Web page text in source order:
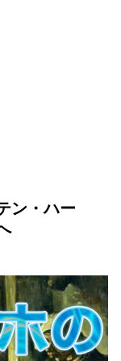
ン・ハー